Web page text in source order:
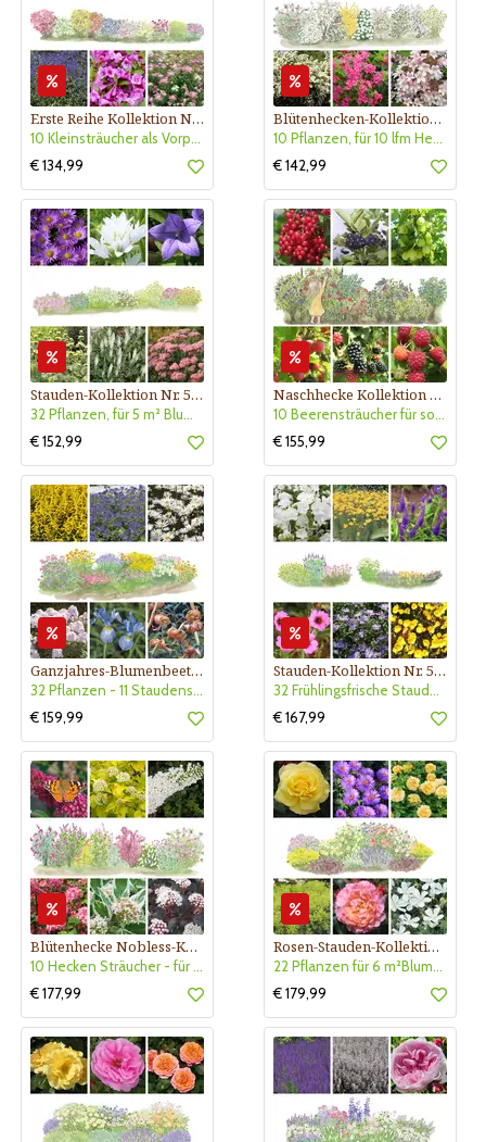
Erste Reihe Kollektion Nr. 407
10 Kleinsträucher als Vorpflanzung, sonning-halbschattig
€ 134,99
Blütenhecken-Kollektion Nr. 401
10 Pflanzen, für 10 lfm Hecke, sonnig
€ 142,99
Stauden-Kollektion Nr. 529
32 Pflanzen, für 5 m² Blumenbeet oder 10 lfm Vorpflanzung
€ 152,99
Naschhecke Kollektion Nr. 420
10 Beerensträucher für sonnigen Standort- niedrig wachsend
€ 155,99
Ganzjahres-Blumenbeet Kollektion Nr. 520
32 Pflanzen - 11 Staudensorten für Beet an sonnige Plätzen
€ 159,99
Stauden-Kollektion Nr. 530
32 Frühlingsfrische Stauden für 5 m² Sonnenbeet oder 10 lfm Vorpflanzung
€ 167,99
Blütenhecke Nobless-Kollektion Nr. 402
10 Hecken Sträucher - für 10 lfm Blütenhecke - Blühend März - Oktober
€ 177,99
Rosen-Stauden-Kollektion Nr. 605
22 Pflanzen für 6 m²Blumenbeet. Blühend März bis September
€ 179,99